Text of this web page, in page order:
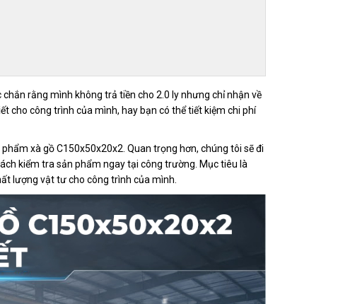
rằng mình không trả tiền cho 2.0 ly nhưng chỉ nhận về
cho công trình của mình, hay bạn có thể tiết kiệm chi phí
xà gồ C150x50x20x2. Quan trọng hơn, chúng tôi sẽ đi
kiểm tra sản phẩm ngay tại công trường. Mục tiêu là
lượng vật tư cho công trình của mình.